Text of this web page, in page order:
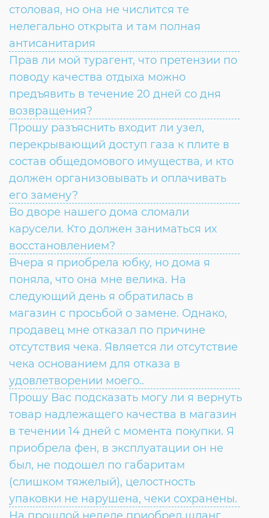
столовая, но она не числится те
нелегально открыта и там полная
антисанитария
Прав ли мой турагент, что претензии по
поводу качества отдыха можно
предъявить в течение 20 дней со дня
возвращения?
Прошу разъяснить входит ли узел,
перекрывающий доступ газа к плите в
состав общедомового имущества, и кто
должен организовывать и оплачивать
его замену?
Во дворе нашего дома сломали
карусели. Кто должен заниматься их
восстановлением?
Вчера я приобрела юбку, но дома я
поняла, что она мне велика. На
следующий день я обратилась в
магазин с просьбой о замене. Однако,
продавец мне отказал по причине
отсутствия чека. Является ли отсутствие
чека основанием для отказа в
удовлетворении моего..
Прошу Вас подсказать могу ли я вернуть
товар надлежащего качества в магазин
в течении 14 дней с момента покупки. Я
приобрела фен, в эксплуатации он не
был, не подошел по габаритам
(слишком тяжелый), целостность
упаковки не нарушена, чеки сохранены.